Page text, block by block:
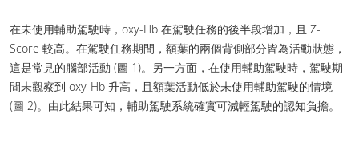
在未使用輔助駕駛時，oxy-Hb 在駕駛任務的後半段增加，且 Z-
Score 較高。在駕駛任務期間，額葉的兩個背側部分皆為活動狀態，
這是常見的腦部活動 (圖 1)。另一方面，在使用輔助駕駛時，駕駛期
間未觀察到 oxy-Hb 升高，且額葉活動低於未使用輔助駕駛的情境
(圖 2)。由此結果可知，輔助駕駛系統確實可減輕駕駛的認知負擔。